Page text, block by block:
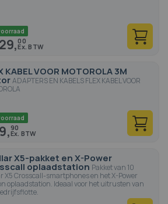
00
KABEL VOOR MOTOROLA 3M
ADAPTERS EN KABELS FLEX KABEL VOOR
90
X5-pakket en X-Power
oplaadstation Pakket van 10
X5 Crosscall-smartphones en het X-Power
oplaadstation. Ideaal voor het uitrusten van